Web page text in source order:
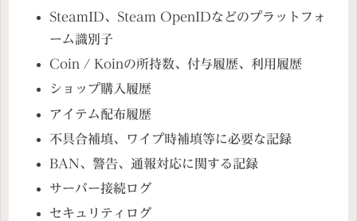
SteamID、Steam OpenIDなどのプラットフォ
ーム識別子
Coin / Koinの所持数、付与履歴、利用履歴
ショップ購入履歴
アイテム配布履歴
不具合補填、ワイプ時補填等に必要な記録
BAN、警告、通報対応に関する記録
サーバー接続ログ
セキュリティログ